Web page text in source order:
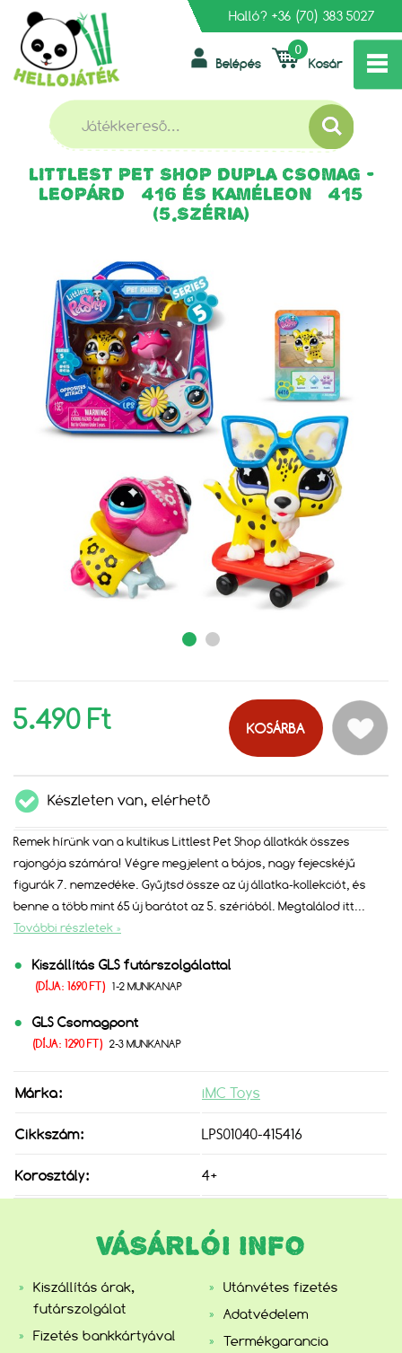
Halló? +36 (70) 383 5027
Kosár
0
Belépés
FŐOLDAL BABÁK ÉS KIEGÉSZÍTŐK »
GYŰJTHETŐ FIGURÁK »
LITTLEST PET SHOP DUPLA CSOMAG - LEOPÁRD #416 ÉS
KAMÉLEON #415 (5.SZÉRIA)
LITTLEST PET SHOP DUPLA CSOMAG -
LEOPÁRD #416 ÉS KAMÉLEON #415
(5.SZÉRIA)
5.490 Ft KOSÁRBA
Készleten van, elérhető
Remek hírünk van a kultikus Littlest Pet Shop állatkák összes
rajongója számára! Végre megjelent a bájos, nagy fejecskéjű
figurák 7. nemzedéke. Gyűjtsd össze az új állatka-kollekciót, és
benne a több mint 65 új barátot az 5. szériából. Megtalálod itt
További részletek »
Kiszállítás GLS futárszolgálattal
(DÍJA: 1690 FT) 1-2 MUNKANAP
GLS Csomagpont
(DÍJA: 1290 FT) 2-3 MUNKANAP
Márka: iMC Toys
Cikkszám: LPS01040-415416
Korosztály: 4+
VÁSÁRLÓI INFO
Kiszállítás árak,
futárszolgálat
Fizetés bankkártyával
Utánvétes fizetés
Adatvédelem
Termékgarancia